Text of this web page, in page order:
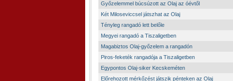
Győzelemmel búcsúzott az Olaj az óévtől
Két Miloseviccsel játszhat az Olaj
Tényleg rangadó lett belőle
Megyei rangadó a Tiszaligetben
Magabiztos Olaj-győzelem a rangadón
Piros-feketék rangadója a Tiszaligetben
Egypontos Olaj-siker Kecskeméten
Előrehozott mérkőzést játszik pénteken az Olaj